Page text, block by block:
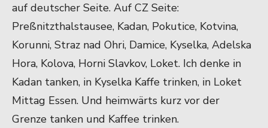
auf deutscher Seite. Auf CZ Seite:
Preßnitzthalstausee, Kadan, Pokutice, Kotvina,
Korunni, Straz nad Ohri, Damice, Kyselka, Adelska
Hora, Kolova, Horni Slavkov, Loket. Ich denke in
Kadan tanken, in Kyselka Kaffe trinken, in Loket
Mittag Essen. Und heimwärts kurz vor der
Grenze tanken und Kaffee trinken.